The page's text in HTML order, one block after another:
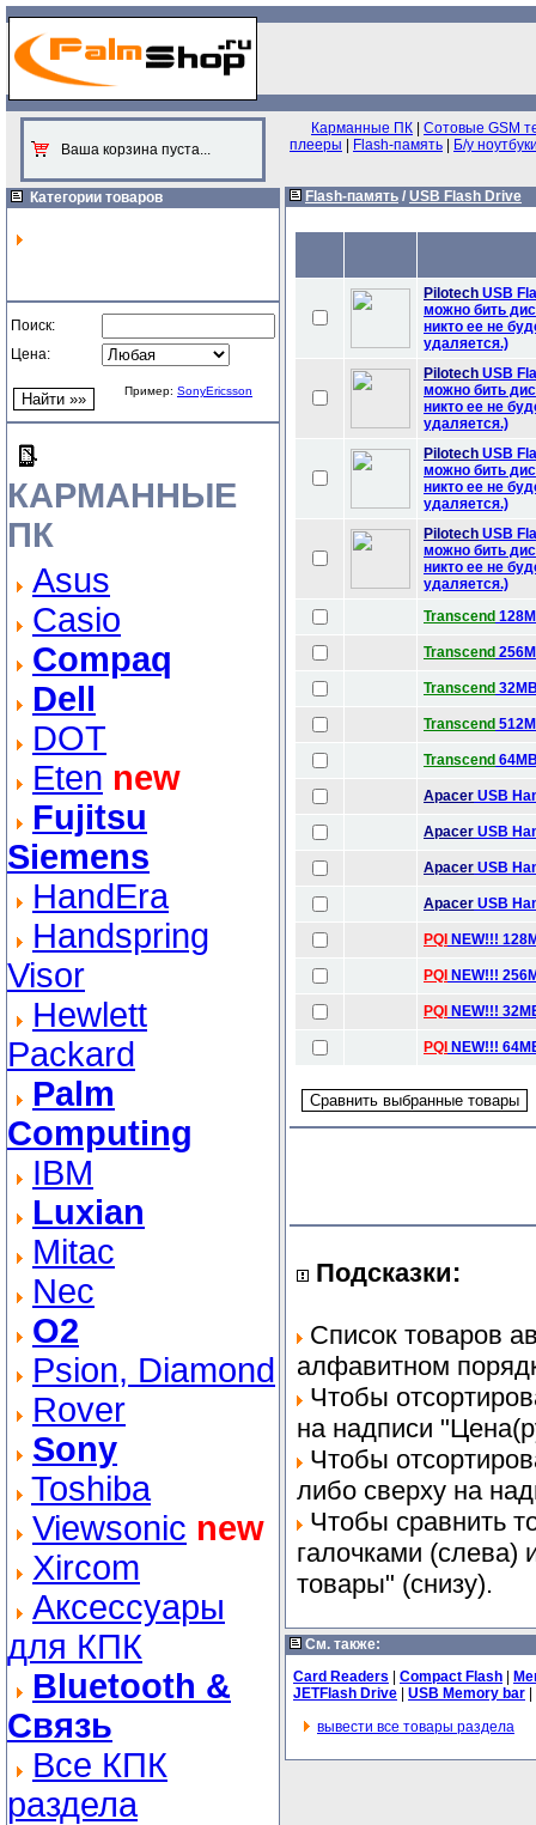
Ваша корзина пуста...
Категории товаров
Поиск:
Цена:
Пример: SonyEricsson
КАРМАННЫЕ
ПК
Asus
Casio
Compaq
Dell
DOT
Eten new
Fujitsu
Siemens
HandEra
Handspring
Visor
Hewlett
Packard
Palm
Computing
IBM
Luxian
Mitac
Nec
O2
Psion, Diamond
Rover
Sony
Toshiba
Viewsonic new
Xircom
Аксессуары
для КПК
Bluetooth &
Связь
Все КПК
раздела
Карманные ПК
Сотовые GSM
плееры
Flash-память Б/у
Flash-память / USB Flash Drive
Pilotech USB
можно бить
никто ее не
удаляется.)
Pilotech USB
можно бить
никто ее не
удаляется.)
Pilotech USB
можно бить
никто ее не
удаляется.)
Pilotech USB
можно бить
никто ее не
удаляется.)
Transcend
Transcend
Transcend
Transcend
Transcend
Apacer USB
Apacer USB
Apacer USB
Apacer USB
PQI NEW!!!
PQI NEW!!!
PQI NEW!!!
PQI NEW!!!
Подсказки:
Список товаров
алфавитном
Чтобы
на надписи
Чтобы
либо сверху на
Чтобы сравнить
галочками (слева)
товары" (снизу).
См. также:
Card Readers
Compact Flash
JETFlash Drive
USB Memory bar
вывести все товары раздела